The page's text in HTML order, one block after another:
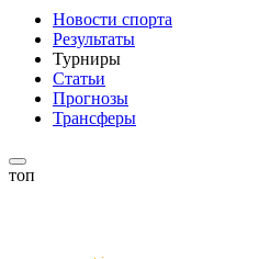
Новости спорта
Результаты
Турниры
Статьи
Прогнозы
Трансферы
топ